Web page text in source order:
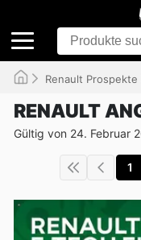
Renault Prospekte
RENAULT
Gültig von 24. Februar
1